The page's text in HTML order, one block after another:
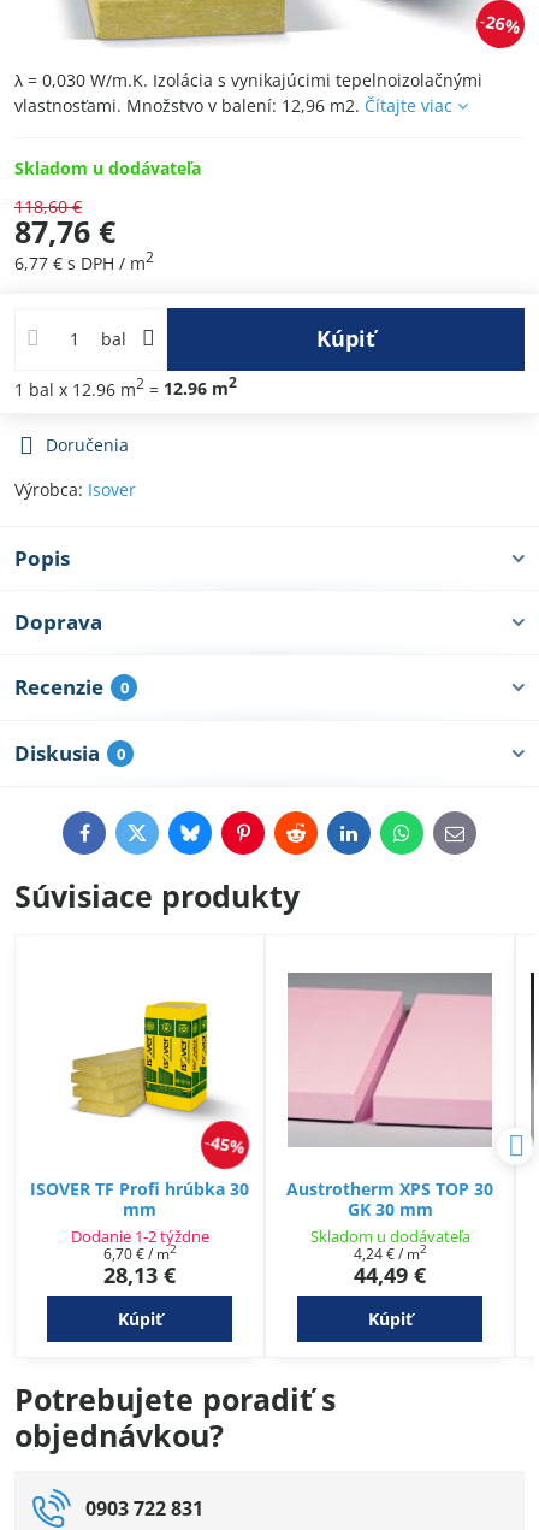
26%
λ = 0,030 W/m.K. Izolácia s vynikajúcimi tepelnoizolačnými
vlastnosťami. Množstvo v balení: 12,96 m2. Čítajte viac
Skladom u dodávateľa
118,60 €
87,76 €
6,77 € s DPH / m2
bal Kúpiť
1 bal x 12.96 m2 = 12.96 m2
Doručenia
Výrobca: Isover
Popis
Doprava
Recenzie 0
Diskusia 0
FacebookTwitterBlueskyPinterestRedditLinkedInWhatsApp
E-
mail
Súvisiace produkty
45%
ISOVER TF Profi hrúbka 30
mm
Dodanie 1-2 týždne
28,13 €
6,70 €/ m2
Kúpiť
Austrotherm XPS TOP 30
GK 30 mm
Skladom u dodávateľa
44,49 €
4,24 €/ m2
Kúpiť
Potrebujete poradiť s
objednávkou?
0903 722 831